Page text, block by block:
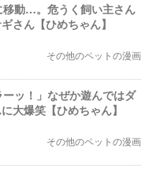
移動…。危うく飼い主さん
さん【ひめちゃん】
その他のペットの漫画
ーッ！」なぜか遊んではダ
大爆笑【ひめちゃん】
その他のペットの漫画